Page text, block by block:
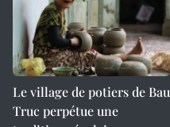
Le village de potiers de Bau
Truc perpétue une